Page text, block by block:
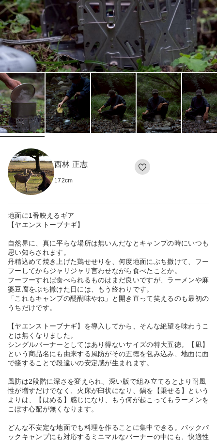
西林 正志
172cm
地面に1番映えるギア
【ヤエンストーブナギ】
自然界に、真に平らな場所は無いんだなとキャンプの時にいつも
思い知らされます。
丹精込めて焼き上げた鶏せせりを、何度地面にぶち撒けて、フー
フーしてからジャリジャリ言わせながら食べたことか。
フーフーすれば食べられるものはまだ良いですが、ラーメンや麻
婆豆腐をぶち撒けた日には、もう終わりです。
「これもキャンプの醍醐味やね」と開き直って笑えるのも最初の
うちだけです。
【ヤエンストーブナギ】を導入してから、そんな絶望を味わうこ
とは無くなりました。
シングルバーナーとしてはあり得ないサイズの特大五徳。【凪】
という商品名にも由来する風防がその五徳を包み込み、地面に面
で接することで段違いの安定感が生まれます。
風防は2段階に深さを変えられ、深い版で組み立てるとより耐風
性が増すだけでなく、火床が臼状になり、鍋を【乗せる】という
よりは、【はめる】感じになり、もう何が起こってもラーメンを
こぼす心配が無くなります。
どんな不安定な地面でも料理を作ることに集中できる。バックパ
ックキャンプにも対応するミニマルなバーナーの中にも、快適性